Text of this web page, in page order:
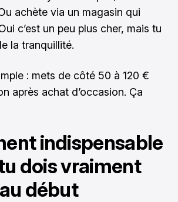
achète via un magasin qui
c’est un peu plus cher, mais tu
la tranquillité.
: mets de côté 50 à 120 €
après achat d’occasion. Ça
indispensable
dois vraiment
début